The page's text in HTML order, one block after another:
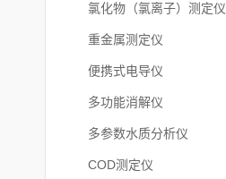
氯化物（氯离子）测定仪
重金属测定仪
便携式电导仪
多功能消解仪
多参数水质分析仪
COD测定仪